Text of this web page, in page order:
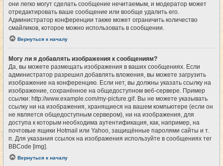
они легко могут сделать сообщение нечитаемым, и модератор может
отредактировать ваше сообщение или вообще удалить его.
Администратор конференции также может ограничить количество
смайликов, которое можно использовать в сообщении.
Вернуться к началу
Могу ли я добавлять изображения к сообщениям?
Да, вы можете размещать изображения в ваших сообщениях. Если
администратор разрешил добавлять вложения, вы можете загрузить
изображение на конференцию. Если нет, вы должны указать ссылку на
изображение, сохранённое на общедоступном веб-сервере. Пример
ссылки: http://www.example.com/my-picture.gif. Вы не можете указывать
ссылку ни на изображения, хранящиеся на вашем компьютере (если он
не является общедоступным сервером), ни на изображения, для
доступа к которым необходима аутентификация, как, например, на
почтовые ящики Hotmail или Yahoo, защищённые паролями сайты и т.
п. Для указания ссылок на изображения используйте в сообщениях тег
BBCode [img].
Вернуться к началу